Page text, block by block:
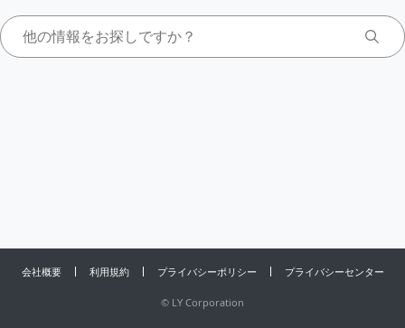
会社概要 利用規約 プライバシーポリシー プライバシーセンター
© LY Corporation